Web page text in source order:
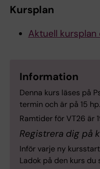
Kursplan
Aktuell
Information
Denna kurs läses på
termin och är på 15 hp.
Ramtider för VT26 är
Registrera dig på
Inför varje ny
Ladok på den kurs du